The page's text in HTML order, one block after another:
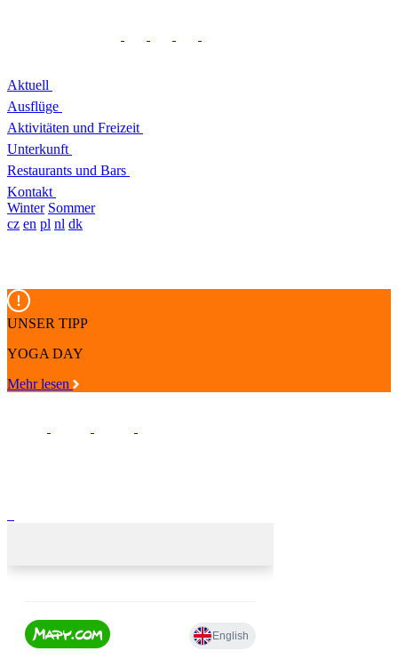
Aktuell
Ausflüge
Aktivitäten und Freizeit
Unterkunft
Restaurants und Bars
Kontakt
Winter Sommer
cz en pl nl dk
UNSER TIPP
YOGA DAY
Mehr lesen